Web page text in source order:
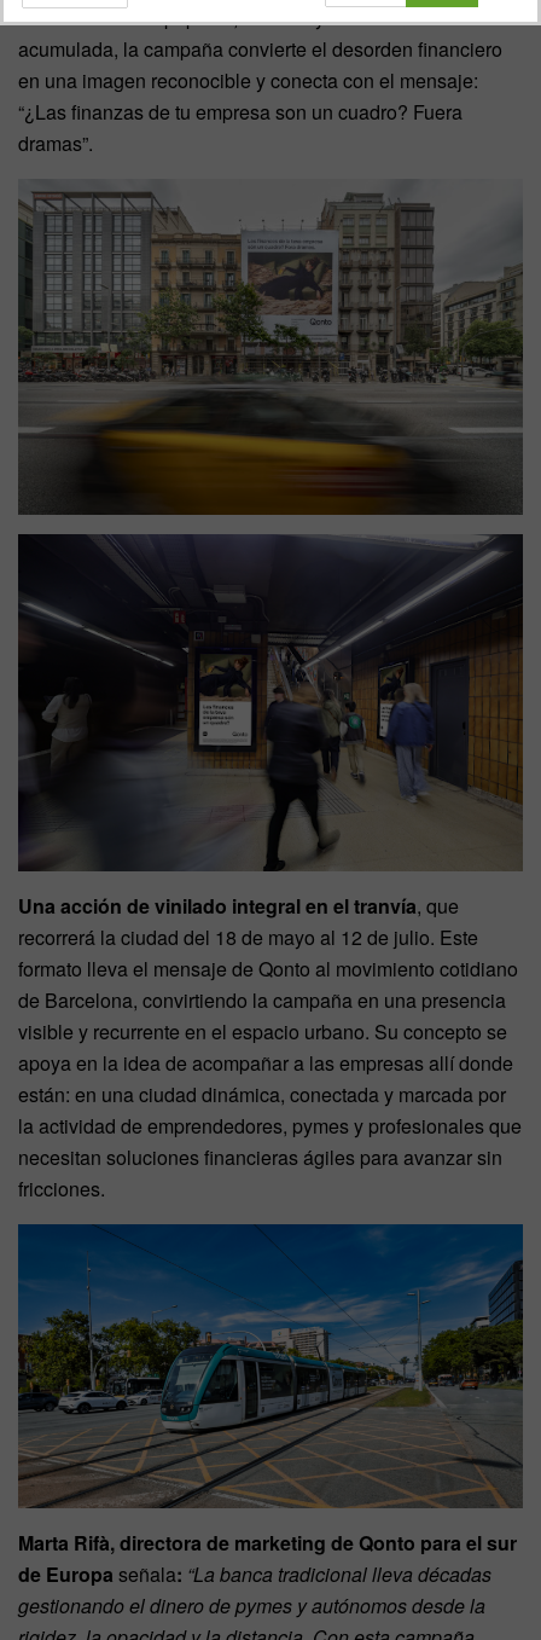
elementos como papeles, facturas y documentación
acumulada, la campaña convierte el desorden financiero
en una imagen reconocible y conecta con el mensaje:
“¿Las finanzas de tu empresa son un cuadro? Fuera
dramas”.
Una acción de vinilado integral en el tranvía, que
recorrerá la ciudad del 18 de mayo al 12 de julio. Este
formato lleva el mensaje de Qonto al movimiento cotidiano
de Barcelona, convirtiendo la campaña en una presencia
visible y recurrente en el espacio urbano. Su concepto se
apoya en la idea de acompañar a las empresas allí donde
están: en una ciudad dinámica, conectada y marcada por
la actividad de emprendedores, pymes y profesionales que
necesitan soluciones financieras ágiles para avanzar sin
fricciones.
Marta Rifà,directora de marketing de Qonto para el sur
de Europa señala: “La banca tradicional lleva décadas
gestionando el dinero de pymes y autónomos desde la